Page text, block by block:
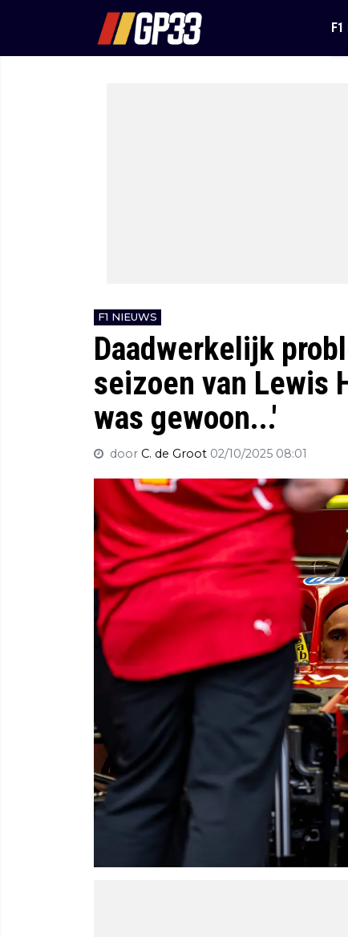
F1
F1 NIEUWS
Daadwerkelijk
seizoen van Lewis
was gewoon...'
door C. de Groot 02/10/2025 08:01